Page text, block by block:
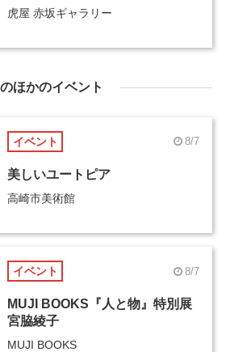
虎屋 赤坂ギャラリー
ほかのイベント
イベント 8/7
美しいユートピア
高崎市美術館
イベント 8/7
MUJI BOOKS『人と物』特別展
宮脇綾子
MUJI BOOKS